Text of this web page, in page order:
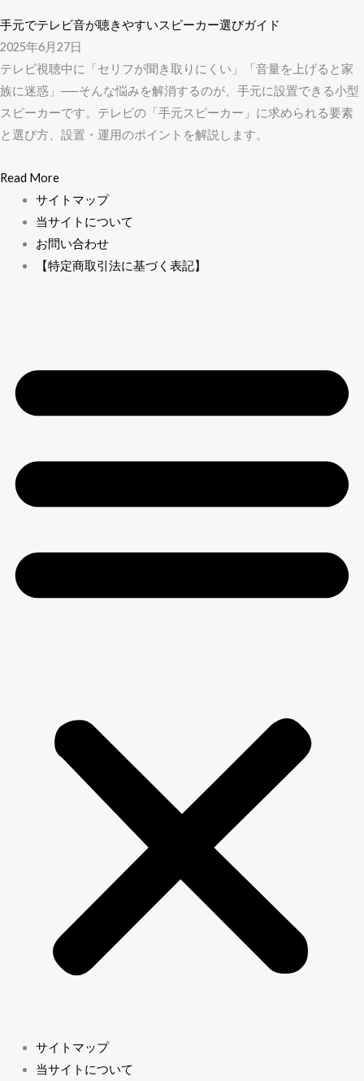
手元でテレビ音が聴きやすいスピーカー選びガイド
2025年6月27日
テレビ視聴中に「セリフが聞き取りにくい」「音量を上げると家
族に迷惑」──そんな悩みを解消するのが、手元に設置できる小型
スピーカーです。テレビの「手元スピーカー」に求められる要素
と選び方、設置・運用のポイントを解説します。
Read More
サイトマップ
当サイトについて
お問い合わせ
【特定商取引法に基づく表記】
サイトマップ
当サイトについて